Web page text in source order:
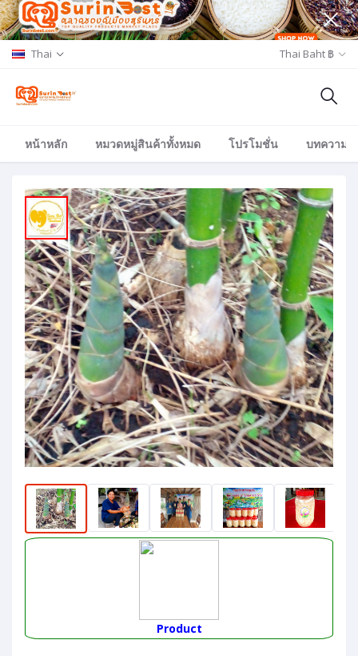
Thai Thai Baht ฿
หน้าหลัก หมวดหมู่สินค้าทั้งหมด โปรโมชั่น บทความ/
Product